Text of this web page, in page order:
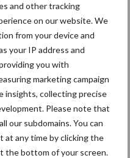
and other tracking
on our website. We
from your device and
your IP address and
you with
marketing campaign
insights, collecting precise
Please note that
our subdomains. You can
at any time by clicking the
the bottom of your screen.
opklappen tot 120°
in verticale positie
De bruto verkoopprijs
maaiers